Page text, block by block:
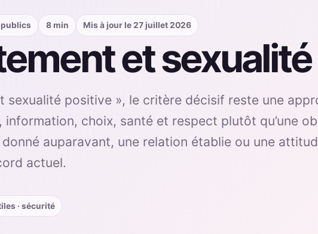
publics 8 min Mis à jour le 27 juillet 2026
et
sexualité positive », le critère décisif reste une
choix, santé et respect plutôt qu’une
auparavant, une relation établie ou une
actuel.
· sécurité